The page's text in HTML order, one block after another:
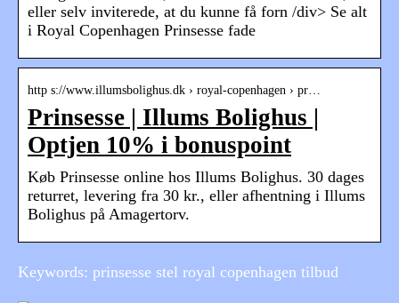
eller selv inviterede, at du kunne få forn /div> Se alt
i Royal Copenhagen Prinsesse fade
http s://www.illumsbolighus.dk › royal-copenhagen › pr…
Prinsesse | Illums Bolighus |
Optjen 10% i bonuspoint
Køb Prinsesse online hos Illums Bolighus. 30 dages
returret, levering fra 30 kr., eller afhentning i Illums
Bolighus på Amagertorv.
Keywords: prinsesse stel royal copenhagen tilbud